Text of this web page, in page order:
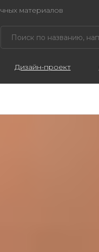
материалов
Дизайн-проект